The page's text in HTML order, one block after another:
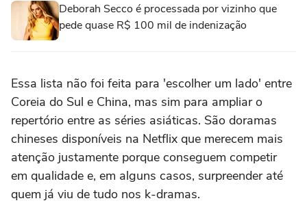
Deborah Secco é processada por vizinho que
pede quase R$ 100 mil de indenização
Essa lista não foi feita para 'escolher um lado' entre
Coreia do Sul e China, mas sim para ampliar o
repertório entre as séries asiáticas. São doramas
chineses disponíveis na Netflix que merecem mais
atenção justamente porque conseguem competir
em qualidade e, em alguns casos, surpreender até
quem já viu de tudo nos k-dramas.